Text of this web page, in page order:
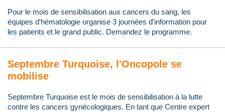
Pour le mois de sensibilisation aux cancers du sang, les
équipes d'hématologie organise 3 journées d'information pour
les patients et le grand public. Demandez le programme.
Septembre Turquoise, l'Oncopole se
mobilise
Septembre Turquoise est le mois de sensibilisation à la lutte
contre les cancers gynécologiques. En tant que Centre expert